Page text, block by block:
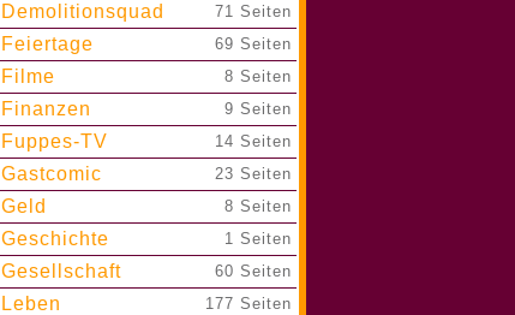
Demolitionsquad 71 Seiten
Feiertage 69 Seiten
Filme 8 Seiten
Finanzen 9 Seiten
Fuppes-TV 14 Seiten
Gastcomic 23 Seiten
Geld 8 Seiten
Geschichte 1 Seiten
Gesellschaft 60 Seiten
Leben 177 Seiten